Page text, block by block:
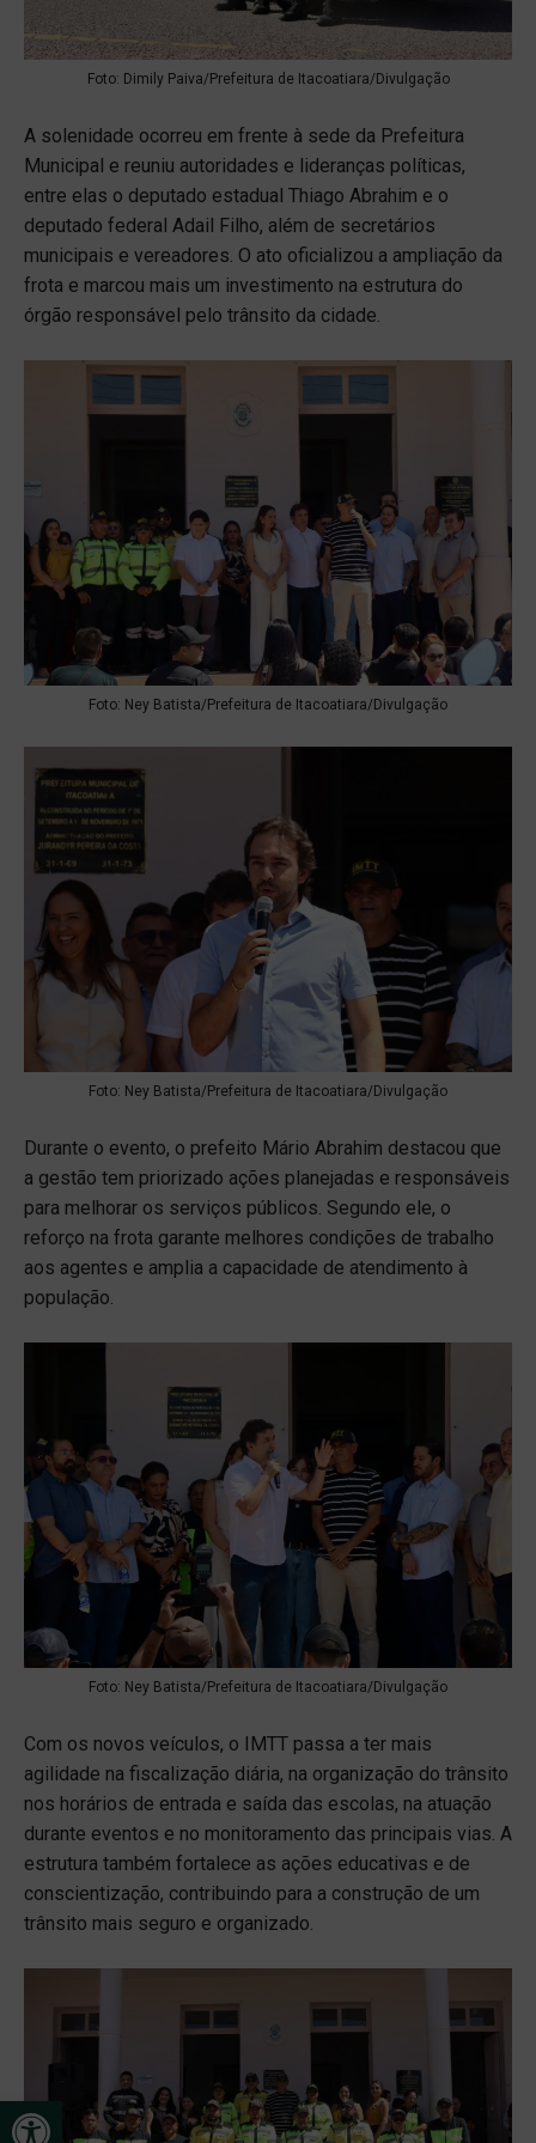
Open toolbar
Foto: Dimily Paiva/Prefeitura de Itacoatiara/Divulgação
A solenidade ocorreu em frente à sede da Prefeitura
Municipal e reuniu autoridades e lideranças políticas,
entre elas o deputado estadual Thiago Abrahim e o
deputado federal Adail Filho, além de secretários
municipais e vereadores. O ato oficializou a ampliação da
frota e marcou mais um investimento na estrutura do
órgão responsável pelo trânsito da cidade.
Foto: Ney Batista/Prefeitura de Itacoatiara/Divulgação
Foto: Ney Batista/Prefeitura de Itacoatiara/Divulgação
Durante o evento, o prefeito Mário Abrahim destacou que
a gestão tem priorizado ações planejadas e responsáveis
para melhorar os serviços públicos. Segundo ele, o
reforço na frota garante melhores condições de trabalho
aos agentes e amplia a capacidade de atendimento à
população.
Foto: Ney Batista/Prefeitura de Itacoatiara/Divulgação
Com os novos veículos, o IMTT passa a ter mais
agilidade na fiscalização diária, na organização do trânsito
nos horários de entrada e saída das escolas, na atuação
durante eventos e no monitoramento das principais vias. A
estrutura também fortalece as ações educativas e de
conscientização, contribuindo para a construção de um
trânsito mais seguro e organizado.